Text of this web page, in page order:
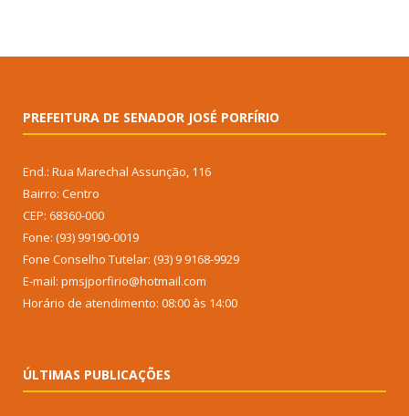
PREFEITURA DE SENADOR JOSÉ PORFÍRIO
End.: Rua Marechal Assunção, 116
Bairro: Centro
CEP: 68360-000
Fone: (93) 99190-0019
Fone Conselho Tutelar: (93) 9 9168-9929
E-mail: pmsjporfirio@hotmail.com
Horário de atendimento: 08:00 às 14:00
ÚLTIMAS PUBLICAÇÕES